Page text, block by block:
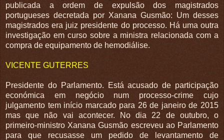
publicada a ordem de expulsão dos magistrados
portugueses decretada por Xanana Gusmão: Um desses
magistrados era juiz presidente do processo. Há uma outra
investigação em curso sobre a ministra relacionada com a
compra de equipamento de hemodiálise.
VICENTE GUTERRES
Presidente do Parlamento. Está acusado de participação
económica em negócio num processo-crime cujo
julgamento tem início marcado para 26 de janeiro de 2015
mas que não vai acontecer. No dia 22 de outubro, o
primeiro-ministro Xanana Gusmão escreveu ao Parlamento
para que recusasse um pedido de levantamento de